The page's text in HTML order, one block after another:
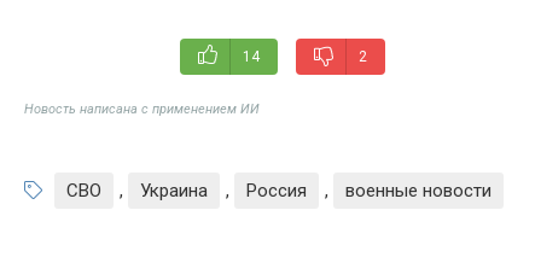
14 2
Новость написана с применением ИИ
СВО , Украина , Россия , военные новости